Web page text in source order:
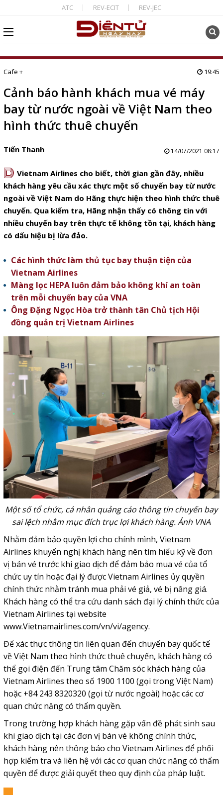
ATC REV-ECIT REV-JEC
Cafe + 19:45
Cảnh báo hành khách mua vé máy
bay từ nước ngoài về Việt Nam theo
hình thức thuê chuyến
Tiến Thanh 14/07/2021 08:17
D Vietnam Airlines cho biết, thời gian gần đây, nhiều
khách hàng yêu cầu xác thực một số chuyến bay từ nước
ngoài về Việt Nam do Hãng thực hiện theo hình thức thuê
chuyến. Qua kiểm tra, Hãng nhận thấy có thông tin với
nhiều chuyến bay trên thực tế không tồn tại, khách hàng
có dấu hiệu bị lừa đảo.
Các hình thức làm thủ tục bay thuận tiện của
Vietnam Airlines
Màng lọc HEPA luôn đảm bảo không khí an toàn
trên mỗi chuyến bay của VNA
Ông Đặng Ngọc Hòa trở thành tân Chủ tịch Hội
đồng quản trị Vietnam Airlines
Một số tổ chức, cá nhân quảng cáo thông tin chuyến bay
sai lệch nhằm mục đích trục lợi khách hàng. Ảnh VNA
Nhằm đảm bảo quyền lợi cho chính mình, Vietnam
Airlines khuyến nghị khách hàng nên tìm hiểu kỹ về đơn
vị bán vé trước khi giao dịch để đảm bảo mua vé của tổ
chức uy tín hoặc đại lý được Vietnam Airlines ủy quyền
chính thức nhằm tránh mua phải vé giả, vé bị nâng giá.
Khách hàng có thể tra cứu danh sách đại lý chính thức của
Vietnam Airlines tại website
www.Vietnamairlines.com/vn/vi/agency.
Để xác thực thông tin liên quan đến chuyến bay quốc tế
về Việt Nam theo hình thức thuê chuyến, khách hàng có
thể gọi điện đến Trung tâm Chăm sóc khách hàng của
Vietnam Airlines theo số 1900 1100 (gọi trong Việt Nam)
hoặc +84 243 8320320 (gọi từ nước ngoài) hoặc các cơ
quan chức năng có thẩm quyền.
Trong trường hợp khách hàng gặp vấn đề phát sinh sau
khi giao dịch tại các đơn vị bán vé không chính thức,
khách hàng nên thông báo cho Vietnam Airlines để phối
hợp kiểm tra và liên hệ với các cơ quan chức năng có thẩm
quyền để được giải quyết theo quy định của pháp luật.